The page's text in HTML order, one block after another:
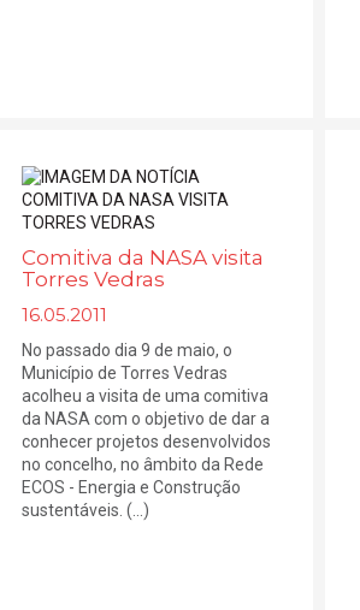
Comitiva da NASA visita
Torres Vedras
16.05.2011
No passado dia 9 de maio, o
Município de Torres Vedras
acolheu a visita de uma comitiva
da NASA com o objetivo de dar a
conhecer projetos desenvolvidos
no concelho, no âmbito da Rede
ECOS - Energia e Construção
sustentáveis. (...)